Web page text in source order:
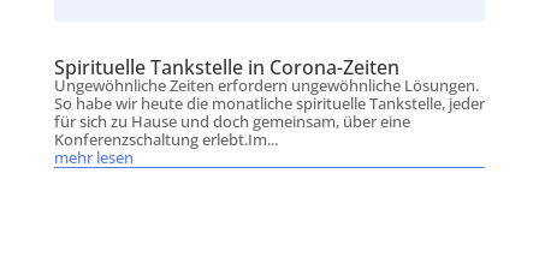
Spirituelle Tankstelle in Corona-Zeiten
Ungewöhnliche Zeiten erfordern ungewöhnliche Lösungen.
So habe wir heute die monatliche spirituelle Tankstelle, jeder
für sich zu Hause und doch gemeinsam, über eine
Konferenzschaltung erlebt.Im...
mehr lesen